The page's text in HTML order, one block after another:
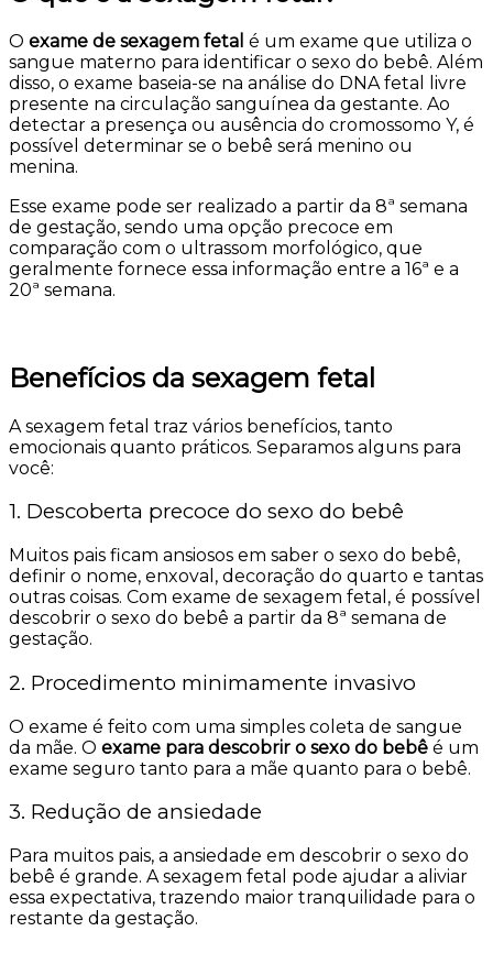
O exame de sexagem fetal é um exame que utiliza o
sangue materno para identificar o sexo do bebê. Além
disso, o exame baseia-se na análise do DNA fetal livre
presente na circulação sanguínea da gestante. Ao
detectar a presença ou ausência do cromossomo Y, é
possível determinar se o bebê será menino ou
menina.
Esse exame pode ser realizado a partir da 8ª semana
de gestação, sendo uma opção precoce em
comparação com o ultrassom morfológico, que
geralmente fornece essa informação entre a 16ª e a
20ª semana.
Benefícios da sexagem fetal
A sexagem fetal traz vários benefícios, tanto
emocionais quanto práticos. Separamos alguns para
você:
1. Descoberta precoce do sexo do bebê
Muitos pais ficam ansiosos em saber o sexo do bebê,
definir o nome, enxoval, decoração do quarto e tantas
outras coisas. Com exame de sexagem fetal, é possível
descobrir o sexo do bebê a partir da 8ª semana de
gestação.
2. Procedimento minimamente invasivo
O exame é feito com uma simples coleta de sangue
da mãe. O exame para descobrir o sexo do bebê é um
exame seguro tanto para a mãe quanto para o bebê.
3. Redução de ansiedade
Para muitos pais, a ansiedade em descobrir o sexo do
bebê é grande. A sexagem fetal pode ajudar a aliviar
essa expectativa, trazendo maior tranquilidade para o
restante da gestação.